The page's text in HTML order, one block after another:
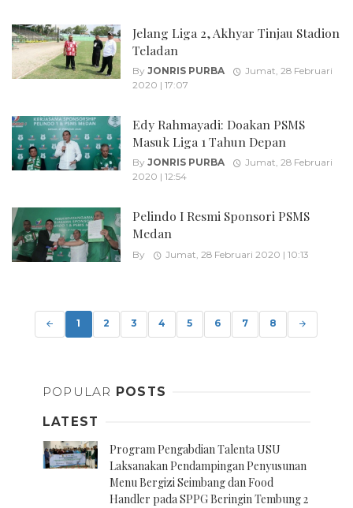
Jelang Liga 2, Akhyar Tinjau Stadion
Teladan
By JONRIS PURBA
Jumat, 28 Februari
2020 | 17:07
Edy Rahmayadi: Doakan PSMS
Masuk Liga 1 Tahun Depan
By JONRIS PURBA
Jumat, 28 Februari
2020 | 12:54
Pelindo I Resmi Sponsori PSMS
Medan
By Jumat, 28 Februari 2020 | 10:13
navigation1 2 3 4 5 6 7 8
POPULAR POSTS
LATEST
Program Pengabdian Talenta USU
Laksanakan Pendampingan Penyusunan
Menu Bergizi Seimbang dan Food
Handler pada SPPG Beringin Tembung 2